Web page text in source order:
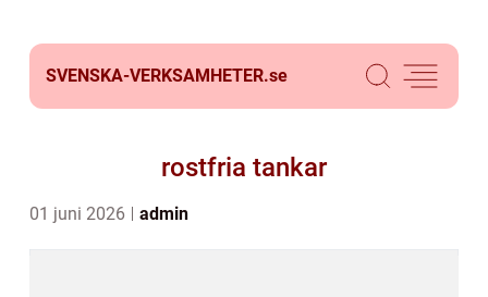
SVENSKA-VERKSAMHETER.se
rostfria tankar
01 juni 2026 admin